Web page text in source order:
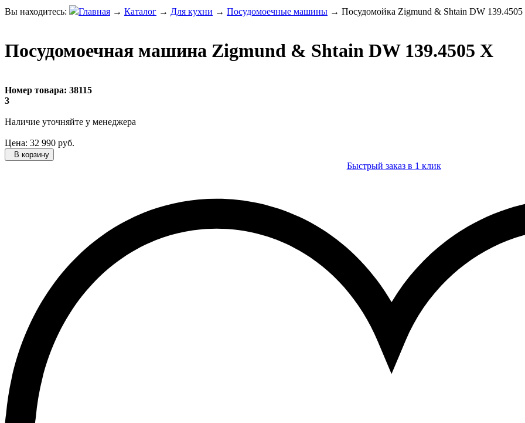
Вы находитесь: Главная → Каталог → Для кухни → Посудомоечные машины → Посудомойка Zigmund & Shtain DW
Посудомоечная машина Zigmund & Shtain DW 139.4505 X
Номер товара: 38115
3
Наличие уточняйте у менеджера
Цена: 32 990 руб.
В корзину
Быстрый заказ в 1 клик